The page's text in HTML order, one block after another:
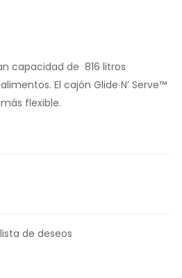
capacidad de 816 litros
El cajón Glide N’ Serve™
flexible.
de deseos